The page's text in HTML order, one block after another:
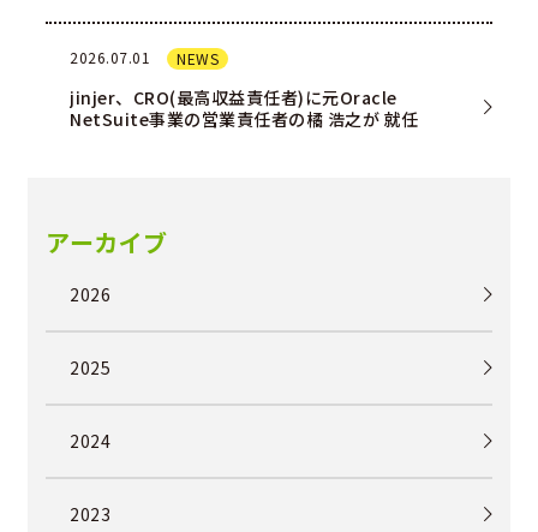
2026.07.01 NEWS
jinjer、CRO(最高収益責任者)に元Oracle
NetSuite事業の営業責任者の橘 浩之が 就任
アーカイブ
2026
2025
2024
2023